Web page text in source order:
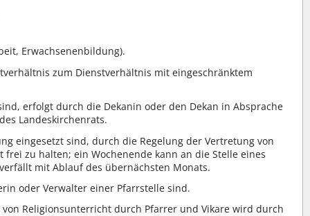
Erwachsenenbildung).
zum Dienstverhältnis mit eingeschränktem
erfolgt durch die Dekanin oder den Dekan in Absprache
Landeskirchenrats.
eingesetzt sind, durch die Regelung der Vertretung von
zu halten; ein Wochenende kann an die Stelle eines
mit Ablauf des übernächsten Monats.
oder Verwalter einer Pfarrstelle sind.
Religionsunterricht durch Pfarrer und Vikare wird durch